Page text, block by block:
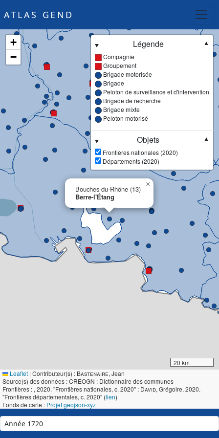
ATLAS GEND
Bouches-du-Rhône (13)
Berre-l'Étang
×
+
−
Légende
▼
Compagnie
Groupement
Brigade motorisée
Brigade
Peloton de surveillance et d'intervention
Brigade de recherche
Brigade mixte
Peloton motorisé
Objets
▼
Frontières nationales (2020)
Départements (2020)
20 km
Leaflet | Contributeur(s) : Bastenaire, Jean
Source(s) des données : CREOGN : Dictionnaire des communes
Frontières : , 2020. "Frontières nationales, c. 2020" ; David, Grégoire, 2020.
"Frontières départementales, c. 2020" (lien)
Fonds de carte : Projet geojson-xyz